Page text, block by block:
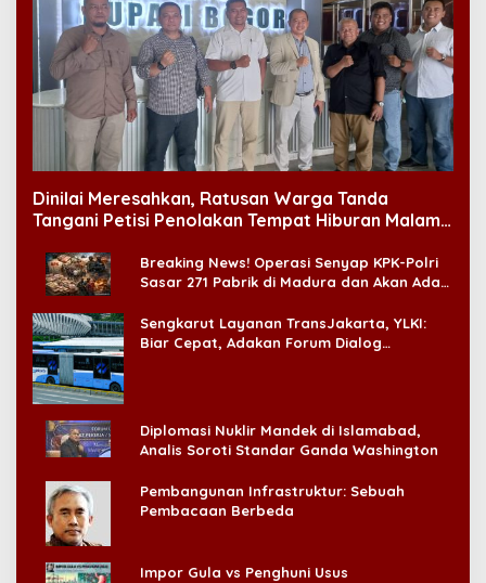
Dinilai Meresahkan, Ratusan Warga Tanda
Tangani Petisi Penolakan Tempat Hiburan Malam
Breaking News! Operasi Senyap KPK-Polri
Sasar 271 Pabrik di Madura dan Akan Ada
Sengkarut Layanan TransJakarta, YLKI:
Biar Cepat, Adakan Forum Dialog
Diplomasi Nuklir Mandek di Islamabad,
Analis Soroti Standar Ganda Washington
Pembangunan Infrastruktur: Sebuah
Pembacaan Berbeda
Impor Gula vs Penghuni Usus